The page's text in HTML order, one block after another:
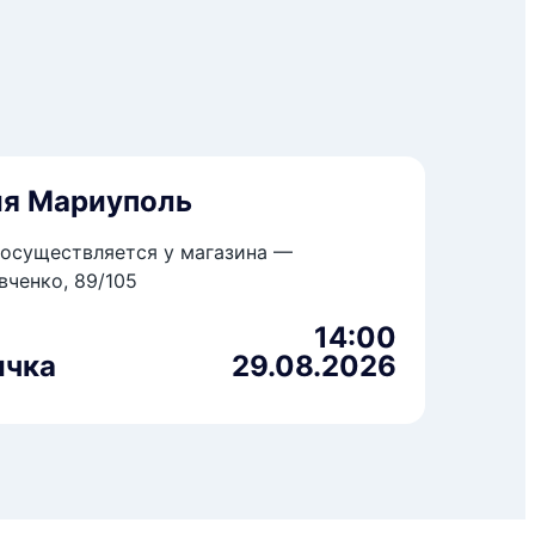
Мариуполь
у магазина —
89/105
14:00
29.08.2026